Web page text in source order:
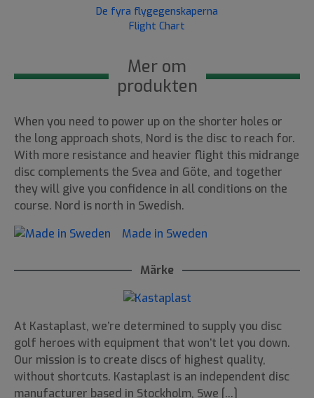
De fyra flygegenskaperna
Flight Chart
Mer om
produkten
When you need to power up on the shorter holes or
the long approach shots, Nord is the disc to reach for.
With more resistance and heavier flight this midrange
disc complements the Svea and Göte, and together
they will give you confidence in all conditions on the
course. Nord is north in Swedish.
Made in Sweden
Märke
At Kastaplast, we’re determined to supply you disc
golf heroes with equipment that won’t let you down.
Our mission is to create discs of highest quality,
without shortcuts. Kastaplast is an independent disc
manufacturer based in Stockholm, Swe [...]